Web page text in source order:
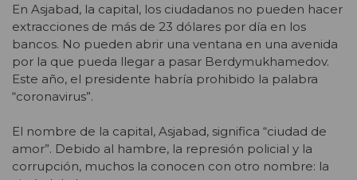
En Asjabad, la capital, los ciudadanos no pueden hacer
extracciones de más de 23 dólares por día en los
bancos. No pueden abrir una ventana en una avenida
por la que pueda llegar a pasar Berdymukhamedov.
Este año, el presidente habría prohibido la palabra
“coronavirus”.
El nombre de la capital, Asjabad, significa “ciudad de
amor”. Debido al hambre, la represión policial y la
corrupción, muchos la conocen con otro nombre: la